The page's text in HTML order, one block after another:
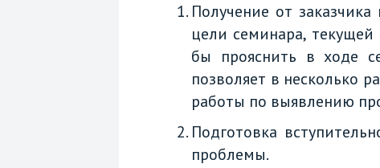
Получение от
цели семинара, текущей
бы прояснить в ходе
позволяет в несколько
работы по выявлению
Подготовка
проблемы.